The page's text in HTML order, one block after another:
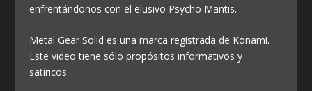
enfrentándonos con el elusivo Psycho Mantis.
Metal Gear Solid es una marca registrada de Konami.
Este video tiene sólo propósitos informativos y
satíricos